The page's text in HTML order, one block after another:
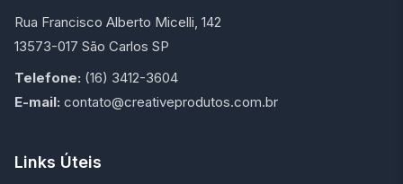
Rua Francisco Alberto Micelli, 142
13573-017 São Carlos SP
Telefone: (16) 3412-3604
E-mail: contato@creativeprodutos.com.br
Links Úteis